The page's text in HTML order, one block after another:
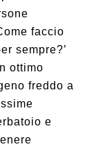
faccio
sempre?’
ottimo
freddo a
e